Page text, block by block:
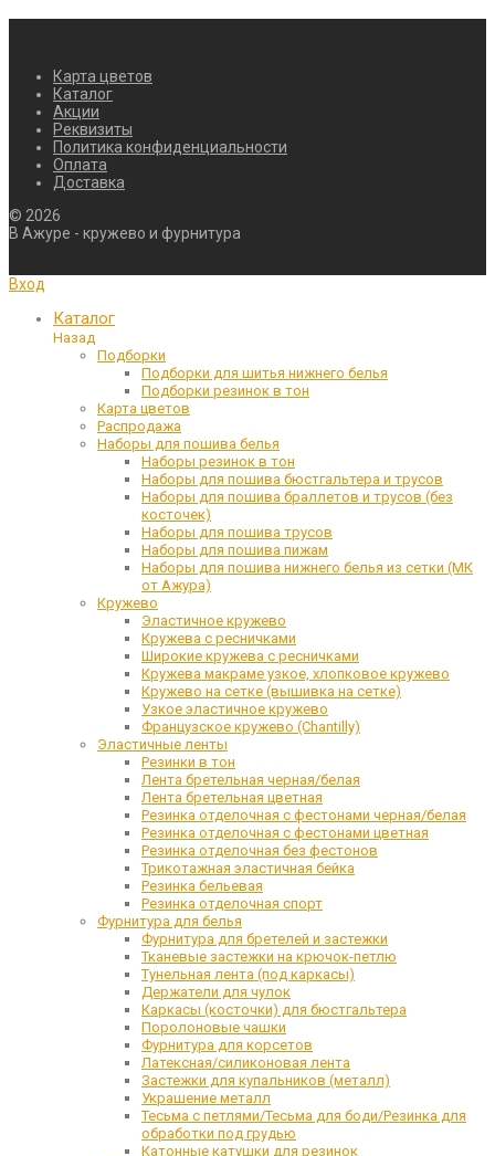
Карта цветов
Каталог
Акции
Реквизиты
Политика конфиденциальности
Оплата
Доставка
© 2026
В Ажуре - кружево и фурнитура
Вход
Каталог
Назад
Подборки
Подборки для шитья нижнего белья
Подборки резинок в тон
Карта цветов
Распродажа
Наборы для пошива белья
Наборы резинок в тон
Наборы для пошива бюстгальтера и трусов
Наборы для пошива браллетов и трусов (без
косточек)
Наборы для пошива трусов
Наборы для пошива пижам
Наборы для пошива нижнего белья из сетки (МК
от Ажура)
Кружево
Эластичное кружево
Кружева с ресничками
Широкие кружева с ресничками
Кружева макраме узкое, хлопковое кружево
Кружево на сетке (вышивка на сетке)
Узкое эластичное кружево
Французское кружево (Chantilly)
Эластичные ленты
Резинки в тон
Лента бретельная черная/белая
Лента бретельная цветная
Резинка отделочная с фестонами черная/белая
Резинка отделочная с фестонами цветная
Резинка отделочная без фестонов
Трикотажная эластичная бейка
Резинка бельевая
Резинка отделочная спорт
Фурнитура для белья
Фурнитура для бретелей и застежки
Тканевые застежки на крючок-петлю
Тунельная лента (под каркасы)
Держатели для чулок
Каркасы (косточки) для бюстгальтера
Поролоновые чашки
Фурнитура для корсетов
Латексная/силиконовая лента
Застежки для купальников (металл)
Украшение металл
Тесьма с петлями/Тесьма для боди/Резинка для
обработки под грудью
Катонные катушки для резинок